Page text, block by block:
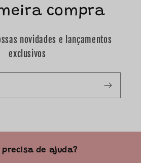
compra
novidades e lançamentos
exclusivos
precisa de ajuda?